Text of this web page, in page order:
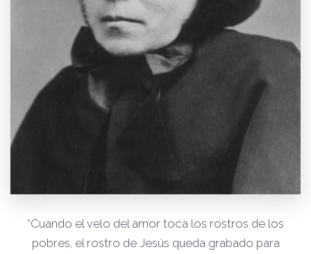
“Cuando el velo del amor toca los rostros de los
pobres, el rostro de Jesús queda grabado para